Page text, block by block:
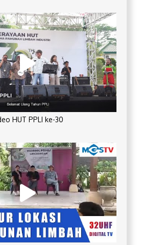
HUT PPLI ke-30